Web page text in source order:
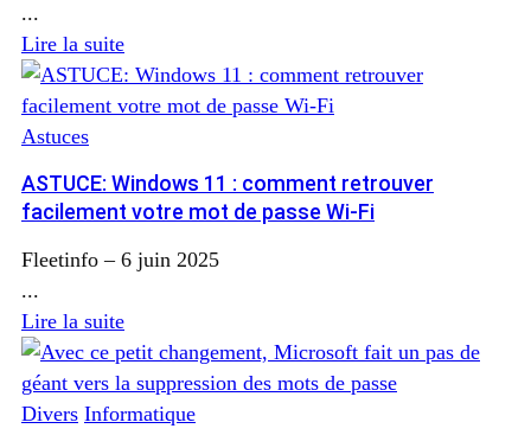
...
Lire la suite
Astuces
ASTUCE: Windows 11 : comment retrouver
facilement votre mot de passe Wi-Fi
Fleetinfo – 6 juin 2025
...
Lire la suite
Divers Informatique